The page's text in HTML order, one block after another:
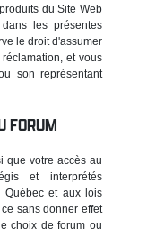
du Site Web
les présentes
le droit d'assumer
et vous
son représentant
FORUM
que votre accès au
et interprétés
Québec et aux lois
sans donner effet
choix de forum ou